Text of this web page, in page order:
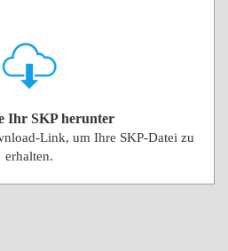
Ihr SKP herunter
Link, um Ihre SKP-Datei zu
erhalten.